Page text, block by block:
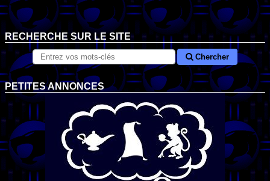
RECHERCHE SUR LE SITE
Chercher
PETITES ANNONCES